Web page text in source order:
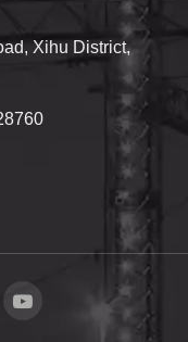
Xihu District,